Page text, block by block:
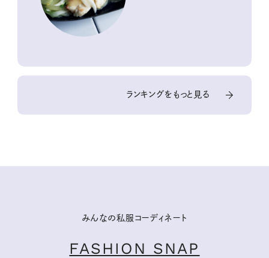
ランキングをもっと見る
みんなの私服コーディネート
FASHION SNAP